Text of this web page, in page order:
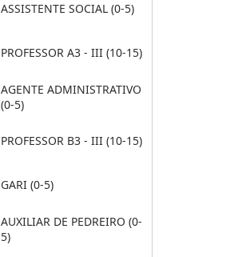
ASSISTENTE SOCIAL (0-5)
PROFESSOR A3 - III (10-15)
AGENTE ADMINISTRATIVO
(0-5)
PROFESSOR B3 - III (10-15)
GARI (0-5)
AUXILIAR DE PEDREIRO (0-
5)